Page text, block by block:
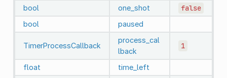
bool one_shot false
bool paused
TimerProcessCallback
process_cal
lback
1
float
time_left